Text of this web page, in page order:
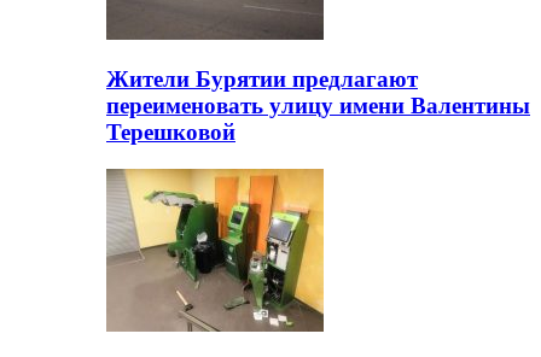
Жители Бурятии предлагают
переименовать улицу имени Валентины
Терешковой